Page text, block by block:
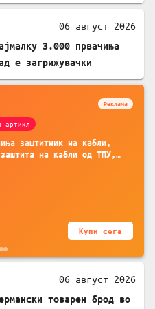
06 август 2026
3.000 првачиња
е загрижувачки
Реклама
артикл
заштитник на кабли,
на кабли од ТПУ,
на кабли, без
телефони, комплет
Купи сега
06 август 2026
товарен брод во